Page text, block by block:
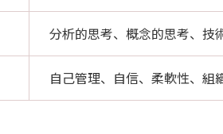
分析的思考、概念的思考、技
自己管理、自信、柔軟性、組